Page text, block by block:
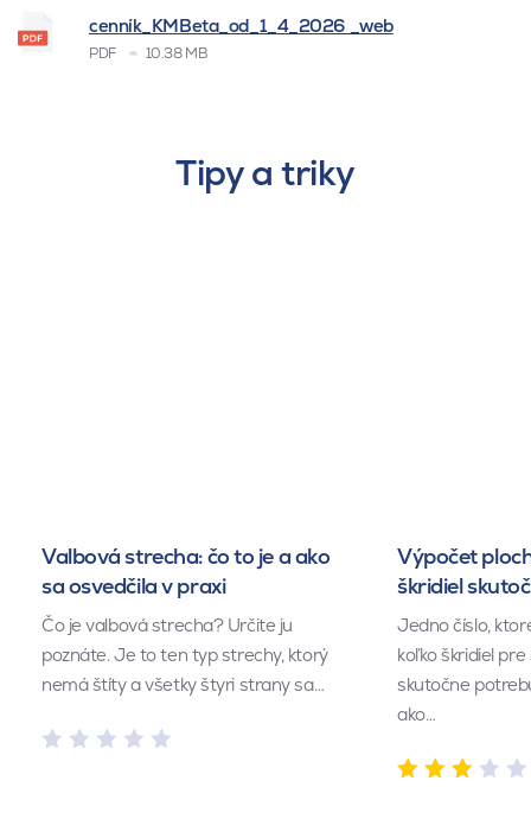
cenník_KMBeta_od_1_4_2026 _web
PDF 10.38 MB
Tipy a triky
Valbová strecha: čo to je a ako
sa osvedčila v praxi
Čo je valbová strecha? Určite ju
poznáte. Je to ten typ strechy, ktorý
nemá štíty a všetky štyri strany sa…
Výpočet
škridiel
Jedno číslo,
koľko škridiel
skutočne
ako…